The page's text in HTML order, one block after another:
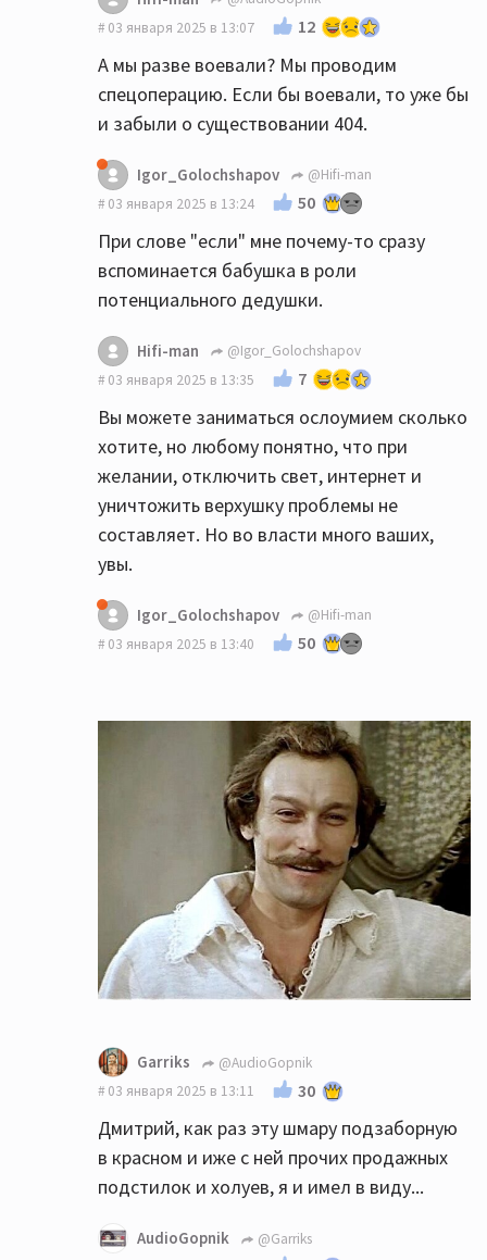
03 января 2025 в 13:07
12
А мы разве воевали? Мы проводим
спецоперацию. Если бы воевали, то уже бы
и забыли о существовании 404.
Igor_Golochshapov
@Hifi-man
03 января 2025 в 13:24
50
При слове "если" мне почему-то сразу
вспоминается бабушка в роли
потенциального дедушки.
Hifi-man
@Igor_Golochshapov
03 января 2025 в 13:35
7
Вы можете заниматься ослоумием сколько
хотите, но любому понятно, что при
желании, отключить свет, интернет и
уничтожить верхушку проблемы не
составляет. Но во власти много ваших,
увы.
Igor_Golochshapov
@Hifi-man
03 января 2025 в 13:40
50
Garriks
@AudioGopnik
03 января 2025 в 13:11
30
Дмитрий, как раз эту шмару подзаборную
в красном и иже с ней прочих продажных
подстилок и холуев, я и имел в виду...
AudioGopnik
@Garriks